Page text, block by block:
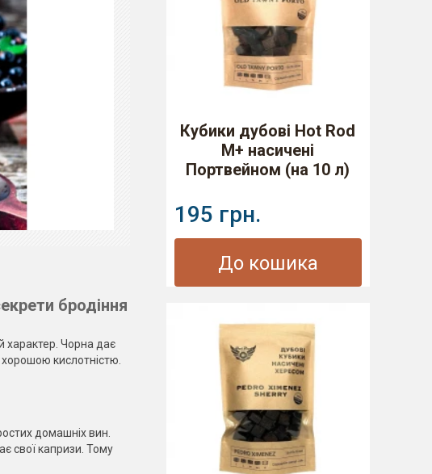
бродіння
характер. Чорна дає
кислотністю.
домашніх вин.
свої капризи. Тому
Кубики дубові Hot Rod
M+ насичені
Портвейном (на 10 л)
195 грн.
До кошика